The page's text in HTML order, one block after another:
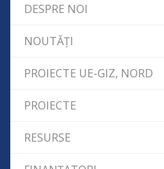
DESPRE NOI
NOUTĂȚI
PROIECTE UE-GIZ, NORD
PROIECTE
RESURSE